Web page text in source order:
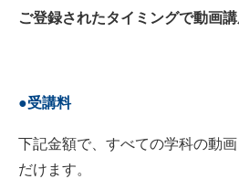
ご登録されたタイミングで動画
●受講料
下記金額で、すべての学科の動
だけます。